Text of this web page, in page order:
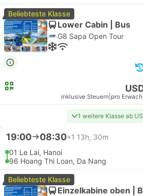
Beliebteste Klasse
Lower Cabin | Bus
G8 Sapa Open Tour
inklusive Steuern pro
1 weitere Klasse ab
19:00 08:30+1 13h, 30m
01 Le Lai, Hanoi
96 Hoang Thi Loan, Da Nang
Beliebteste Klasse
Einzelkabine oben |